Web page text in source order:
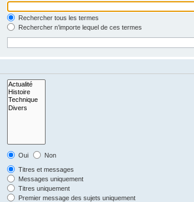
Rechercher tous les termes
Rechercher n’importe lequel de ces termes
Oui
Non
Titres et messages
Messages uniquement
Titres uniquement
Premier message des sujets uniquement